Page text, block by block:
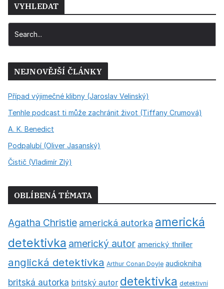
VYHLEDAT
NEJNOVĚJŠÍ ČLÁNKY
Případ výjimečné klibny (Jaroslav Velinský)
Tenhle podcast ti může zachránit život (Tiffany Crumová)
A. K. Benedict
Podpalubí (Oliver Jasanský)
Čistič (Vladimír Zlý)
OBLÍBENÁ TÉMATA
Agatha Christie americká autorka americká
detektivka americký autor americký thriller
anglická detektivka Arthur Conan Doyle audiokniha
britská autorka britský autor detektivka detektivní